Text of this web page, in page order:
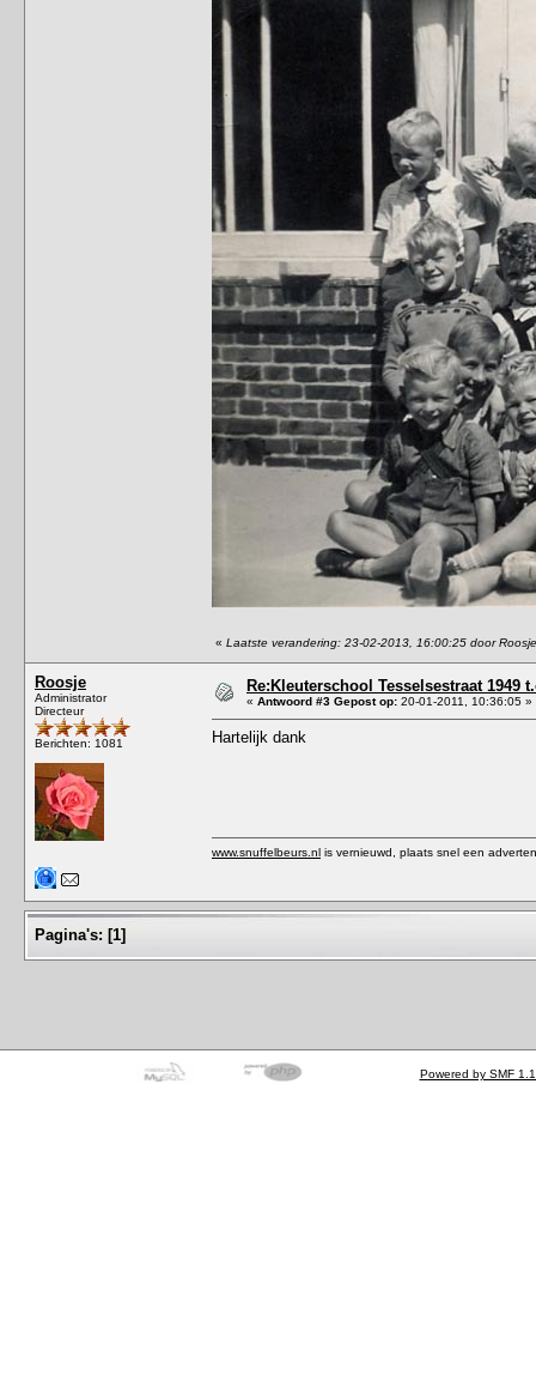
« Laatste verandering: 23-02-2013, 16:00:25 door Roosje
Roosje
Administrator
Directeur
Berichten: 1081
Re:Kleuterschool Tesselsestraat
« Antwoord #3 Gepost op: 20-01-2011, 10:36:05 »
Hartelijk dank
www.snuffelbeurs.nl is vernieuwd, plaats snel een
Pagina's: [1]
Powered by SMF